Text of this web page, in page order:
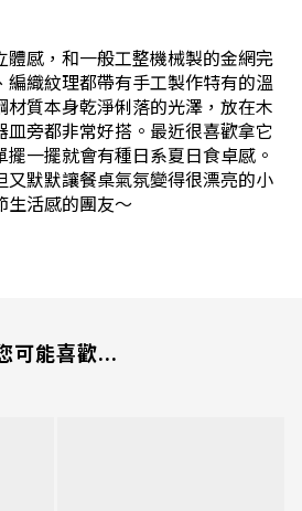
體感，和一般工整機械製的金網完
編織紋理都帶有手工製作特有的溫
質本身乾淨俐落的光澤，放在木
旁都非常好搭。 最近很喜歡拿它
一擺就會有種日系夏日食卓感。
又默默讓餐桌氣氛變得很漂亮的小
生活感的團友～
可能喜歡...